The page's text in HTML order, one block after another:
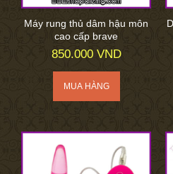
Máy rung thủ dâm hậu môn
cao cấp brave
850.000 VND